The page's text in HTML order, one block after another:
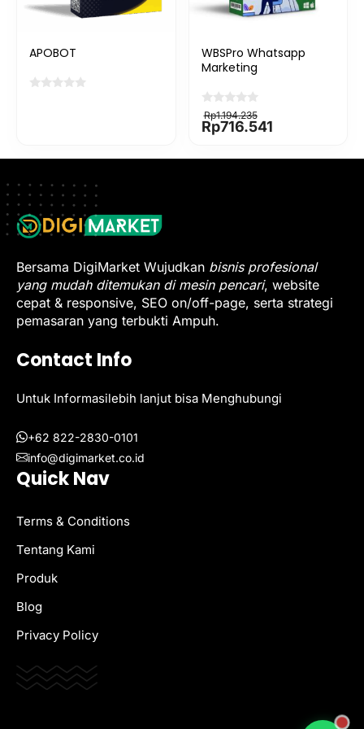
APOBOT
WBSPro Whatsapp
Marketing
Rp1.194.235
Original
price
was:
Rp716.541
Current
price
is:
Bersama DigiMarket Wujudkan bisnis profesional
yang mudah ditemukan di mesin pencari, website
cepat & responsive, SEO on/off-page, serta strategi
pemasaran yang terbukti Ampuh.
Contact Info
Untuk Informasilebih lanjut bisa Menghubungi
+62 822-2830-0101
info@digimarket.co.id
Quick Nav
Terms & Conditions
Tentang Kami
Produk
Blog
Privacy Policy